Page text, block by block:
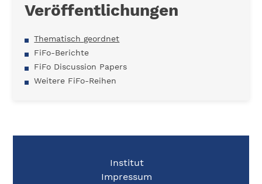
Veröffentlichungen
Thematisch geordnet
FiFo-Berichte
FiFo Discussion Papers
Weitere FiFo-Reihen
Institut
Impressum